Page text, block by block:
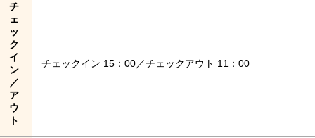
チ
ェ
ッ
ク
イ
ン
／
ア
ウ
ト
チェックイン 15：00／チェックアウト 11：00